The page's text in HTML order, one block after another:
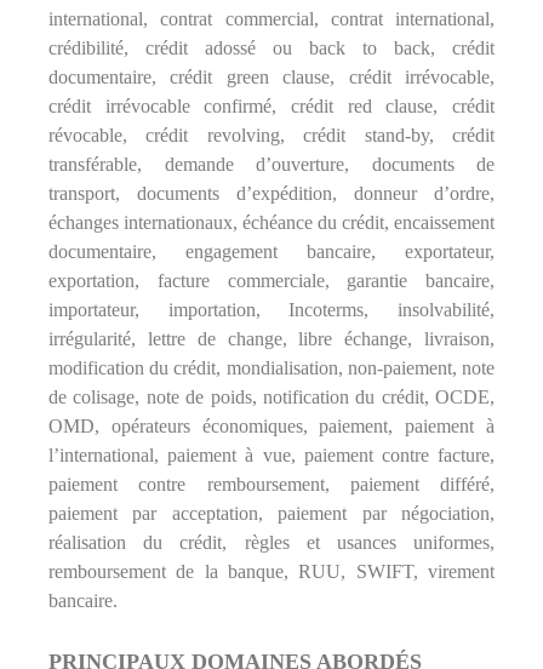
international, contrat commercial, contrat international,
crédibilité, crédit adossé ou back to back, crédit
documentaire, crédit green clause, crédit irrévocable,
crédit irrévocable confirmé, crédit red clause, crédit
révocable, crédit revolving, crédit stand-by, crédit
transférable, demande d’ouverture, documents de
transport, documents d’expédition, donneur d’ordre,
échanges internationaux, échéance du crédit, encaissement
documentaire, engagement bancaire, exportateur,
exportation, facture commerciale, garantie bancaire,
importateur, importation, Incoterms, insolvabilité,
irrégularité, lettre de change, libre échange, livraison,
modification du crédit, mondialisation, non-paiement, note
de colisage, note de poids, notification du crédit, OCDE,
OMD, opérateurs économiques, paiement, paiement à
l’international, paiement à vue, paiement contre facture,
paiement contre remboursement, paiement différé,
paiement par acceptation, paiement par négociation,
réalisation du crédit, règles et usances uniformes,
remboursement de la banque, RUU, SWIFT, virement
bancaire.
PRINCIPAUX DOMAINES ABORDÉS